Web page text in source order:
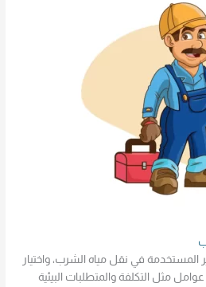
المستخدمة في نقل مياه الشرب، واختيار
مثل التكلفة والمتطلبات البيئية